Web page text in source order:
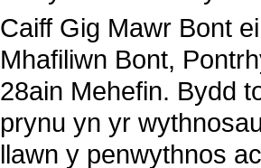
Caiff Gig Mawr Bont
Mhafiliwn Bont,
28ain Mehefin. Bydd
prynu yn yr
llawn y penwythnos